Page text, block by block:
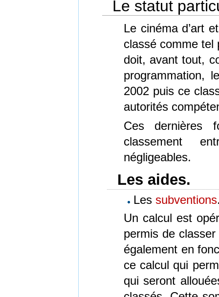
Le statut
Le cinéma d’art
classé comme tel
doit, avant tout,
programmation,
2002 puis ce
autorités
Ces dernières
classement
négligeables.
Les aides.
Les subventions
Un calcul est
permis de
également en
ce calcul qui
qui seront